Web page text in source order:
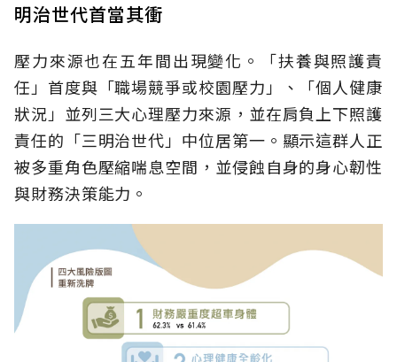
明治世代首當其衝
壓力來源也在五年間出現變化。「扶養與照護責
任」首度與「職場競爭或校園壓力」、「個人健康
狀況」並列三大心理壓力來源，並在肩負上下照護
責任的「三明治世代」中位居第一。顯示這群人正
被多重角色壓縮喘息空間，並侵蝕自身的身心韌性
與財務決策能力。